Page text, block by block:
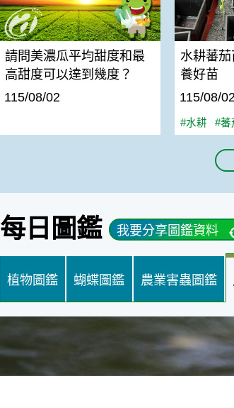
請問美濃瓜平均甜度和最
高甜度可以達到幾度？
115/08/02
水耕蕃
養好苗
115/08/02
#水耕 #蕃
每日圖鑑 我要分享圖鑑資料
植物圖鑑 蝴蝶圖鑑 農業害蟲圖鑑